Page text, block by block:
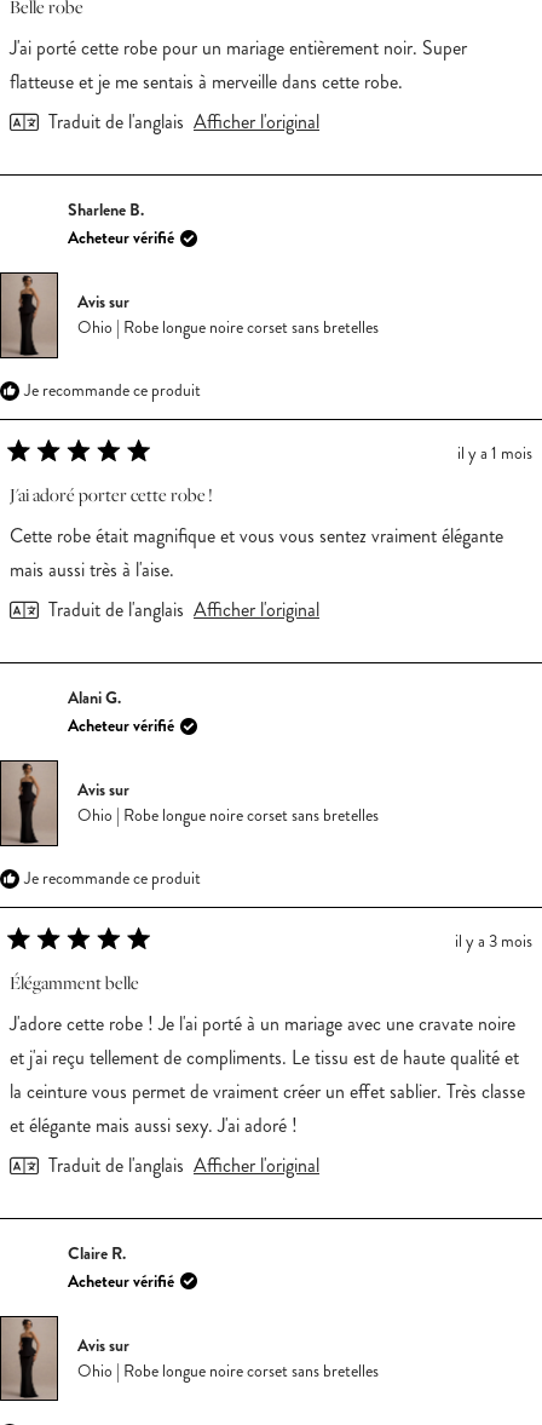
sur
5
étoiles
Belle robe
J'ai porté cette robe pour un mariage entièrement noir. Super
flatteuse et je me sentais à merveille dans cette robe.
Traduit de l'anglais Afficher l'original
Sharlene B.
Acheteur vérifié
Avis sur
Ohio | Robe longue noire corset sans bretelles
Je recommande ce produit
5
sur
5
étoiles
il y a 1 mois
J'ai adoré porter cette robe !
Cette robe était magnifique et vous vous sentez vraiment élégante
mais aussi très à l'aise.
Traduit de l'anglais Afficher l'original
Alani G.
Acheteur vérifié
Avis sur
Ohio | Robe longue noire corset sans bretelles
Je recommande ce produit
5
sur
5
étoiles
il y a 3 mois
Élégamment belle
J'adore cette robe ! Je l'ai porté à un mariage avec une cravate noire
et j'ai reçu tellement de compliments. Le tissu est de haute qualité et
la ceinture vous permet de vraiment créer un effet sablier. Très classe
et élégante mais aussi sexy. J'ai adoré !
Traduit de l'anglais Afficher l'original
Claire R.
Acheteur vérifié
Avis sur
Ohio | Robe longue noire corset sans bretelles